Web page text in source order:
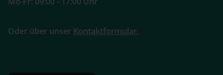
Oder über unser Kontaktformular.